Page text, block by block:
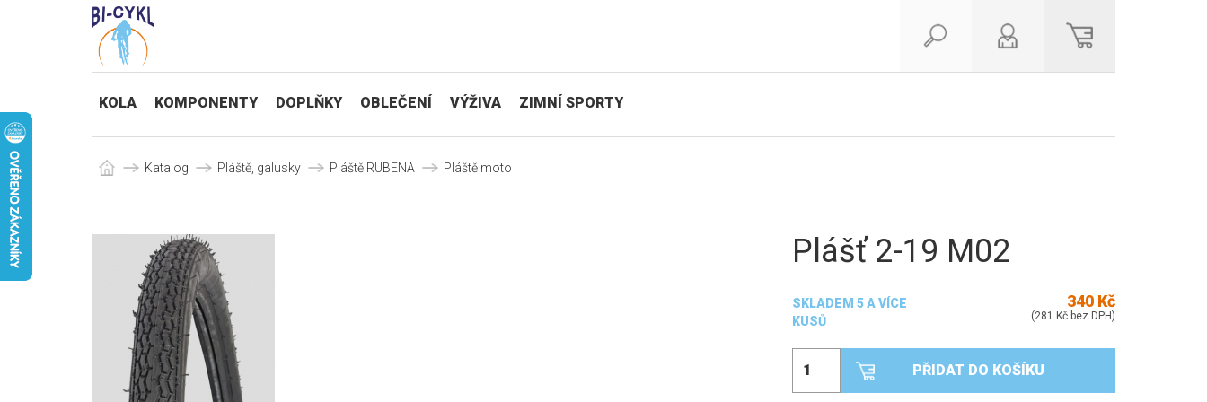
KOLA KOMPONENTY DOPLŇKY OBLEČENÍ VÝŽIVA ZIMNÍ SPORTY
Katalog Pláště, galusky Pláště RUBENA Pláště moto
Plášť 2-19 M02
SKLADEM 5 A VÍCE
KUSŮ
340 Kč
(281 Kč bez DPH)
PŘIDAT DO KOŠÍKU